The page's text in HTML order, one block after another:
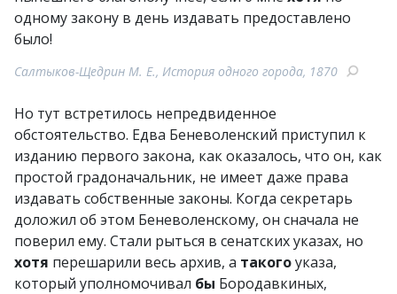
одному закону в день издавать предоставлено
было!
Салтыков-Щедрин М. Е., История одного города, 1870
Но тут встретилось непредвиденное
обстоятельство. Едва Беневоленский приступил к
изданию первого закона, как оказалось, что он, как
простой градоначальник, не имеет даже права
издавать собственные законы. Когда секретарь
доложил об этом Беневоленскому, он сначала не
поверил ему. Стали рыться в сенатских указах, но
хотя перешарили весь архив, а такогоуказа,
который уполномочивал бы Бородавкиных,